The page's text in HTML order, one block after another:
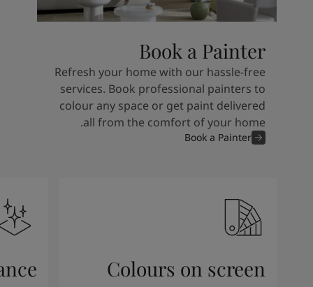
Book a Painter
Refresh your home with our hassle-free
services. Book professional painters to
colour any space or get paint delivered
all from the comfort of your home.
Book a Painter
Colours on screen